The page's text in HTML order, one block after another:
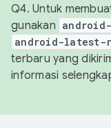
Q4. Untuk
gunakan
android-latest-
terbaru yang
informasi